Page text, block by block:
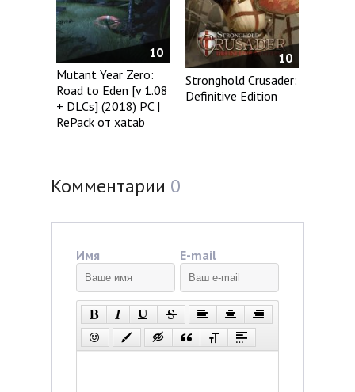
10
Mutant Year Zero:
Road to Eden [v 1.08
+ DLCs] (2018) PC |
RePack от xatab
10
Stronghold Crusader:
Definitive Edition
Комментарии 0
Имя E-mail